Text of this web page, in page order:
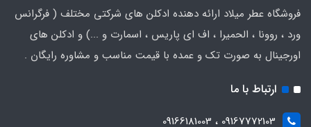
فروشگاه عطر میلاد ارائه دهنده ادکلن های شرکتی مختلف ( فرگرانس
ورد ، روونا ، الحمیرا ، اف ای پاریس ، اسمارت و ...) و ادکلن های
اورجینال به صورت تک و عمده با قیمت مناسب و مشاوره رایگان .
ارتباط با ما
09167772103 ، 09166181003